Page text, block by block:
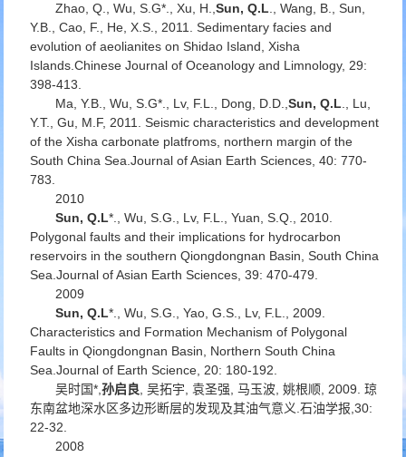
Zhao, Q., Wu, S.G*., Xu, H.,Sun, Q.L ., Wang, B., Sun,
Y.B., Cao, F., He, X.S., 2011. Sedimentary facies and
evolution of aeolianites on Shidao Island, Xisha
Islands.Chinese Journal of Oceanology and Limnology, 29:
398-413.
Ma, Y.B., Wu, S.G*., Lv, F.L., Dong, D.D.,Sun, Q.L ., Lu,
Y.T., Gu, M.F, 2011. Seismic characteristics and development
of the Xisha carbonate platfroms, northern margin of the
South China Sea.Journal of Asian Earth Sciences , 40: 770-
783.
2010
Sun, Q.L*., Wu, S.G., Lv, F.L., Yuan, S.Q., 2010.
Polygonal faults and their implications for hydrocarbon
reservoirs in the southern Qiongdongnan Basin, South China
Sea.Journal of Asian Earth Sciences , 39: 470-479.
2009
Sun, Q.L*., Wu, S.G., Yao, G.S., Lv, F.L., 2009.
Characteristics and Formation Mechanism of Polygonal
Faults in Qiongdongnan Basin, Northern South China
Sea.Journal of Earth Science , 20: 180-192.
吴时国*,孙启良 , 吴拓宇, 袁圣强, 马玉波, 姚根顺, 2009. 琼
东南盆地深水区多边形断层的发现及其油气意义.石油学报,30:
22-32.
2008